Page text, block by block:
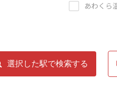
あわくら
選択した駅で検索する